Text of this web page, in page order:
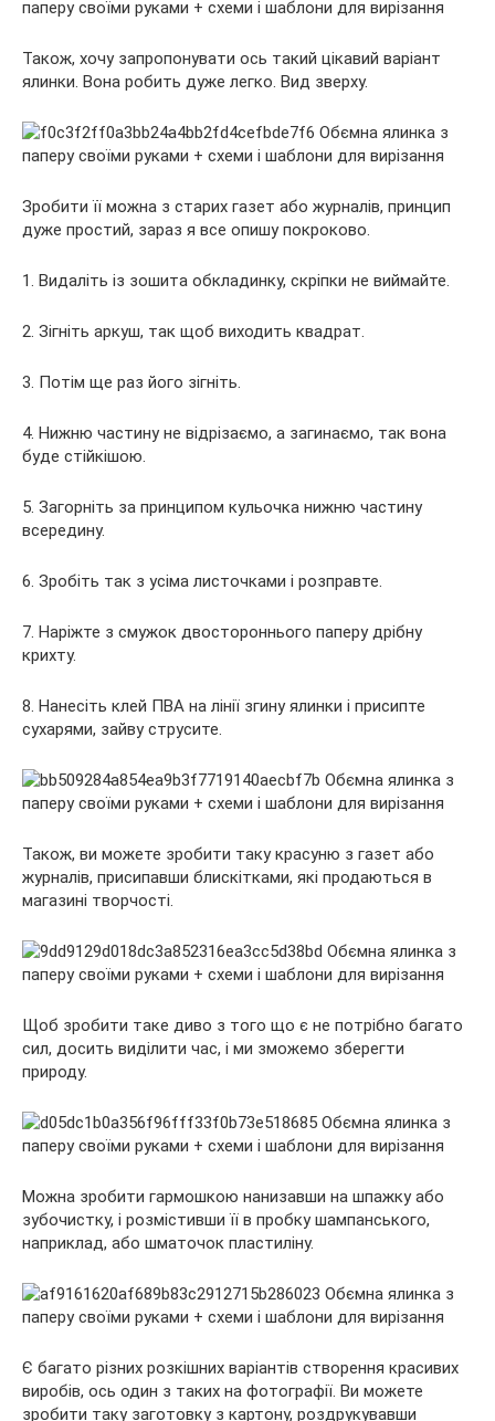
Також, хочу запропонувати ось такий цікавий варіант
ялинки. Вона робить дуже легко. Вид зверху.
Зробити її можна з старих газет або журналів, принцип
дуже простий, зараз я все опишу покроково.
1. Видаліть із зошита обкладинку, скріпки не виймайте.
2. Зігніть аркуш, так щоб виходить квадрат.
3. Потім ще раз його зігніть.
4. Нижню частину не відрізаємо, а загинаємо, так вона
буде стійкішою.
5. Загорніть за принципом кульочка нижню частину
всередину.
6. Зробіть так з усіма листочками і розправте.
7. Наріжте з смужок двостороннього паперу дрібну
крихту.
8. Нанесіть клей ПВА на лінії згину ялинки і присипте
сухарями, зайву струсите.
Також, ви можете зробити таку красуню з газет або
журналів, присипавши блискітками, які продаються в
магазині творчості.
Щоб зробити таке диво з того що є не потрібно багато
сил, досить виділити час, і ми зможемо зберегти
природу.
Можна зробити гармошкою нанизавши на шпажку або
зубочистку, і розмістивши її в пробку шампанського,
наприклад, або шматочок пластиліну.
Є багато різних розкішних варіантів створення красивих
виробів, ось один з таких на фотографії. Ви можете
зробити таку заготовку з картону, роздрукувавши